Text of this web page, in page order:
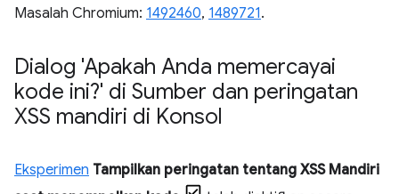
Masalah Chromium: 1492460, 1489721.
Dialog 'Apakah Anda memercayai
kode ini?' di Sumber dan peringatan
XSS mandiri di Konsol
Eksperimen Tampilkan peringatan tentang XSS Mandiri